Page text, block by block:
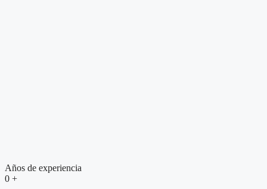
Años de experiencia
0 +